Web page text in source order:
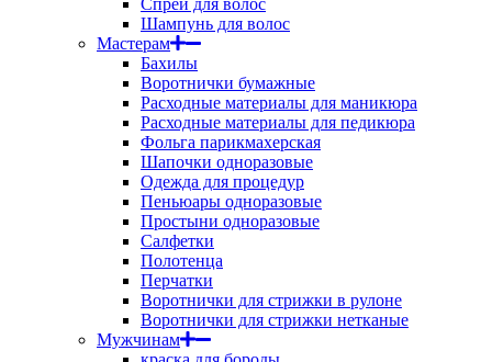
Спрей для волос
Шампунь для волос
Мастерам
Бахилы
Воротнички бумажные
Расходные материалы для маникюра
Расходные материалы для педикюра
Фольга парикмахерская
Шапочки одноразовые
Одежда для процедур
Пеньюары одноразовые
Простыни одноразовые
Салфетки
Полотенца
Перчатки
Воротнички для стрижки в рулоне
Воротнички для стрижки нетканые
Мужчинам